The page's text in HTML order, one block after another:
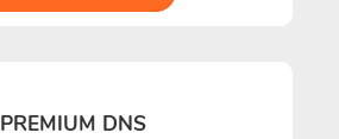
PREMIUM DNS